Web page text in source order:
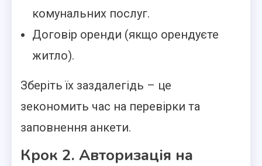
комунальних послуг.
Договір оренди (якщо орендуєте
житло).
Зберіть їх заздалегідь – це
зекономить час на перевірки та
заповнення анкети.
Крок 2. Авторизація на